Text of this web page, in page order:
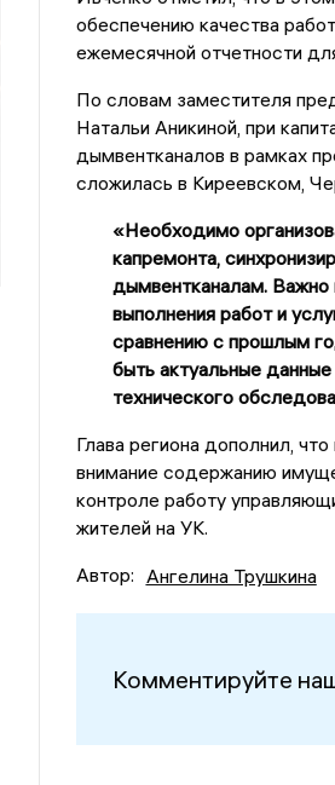
обеспечению качества
ежемесячной отчетности
По словам заместителя
Натальи Аникиной, при
дымвентканалов в рамках
сложилась в Киреевском,
«Необходимо
капремонта,
дымвентканалам.
выполнения работ и
сравнению с прошлым
быть актуальные
технического
Глава региона дополнил,
внимание содержанию
контроле работу
жителей на УК.
Автор: Ангелина Трушкина
Комментируйте